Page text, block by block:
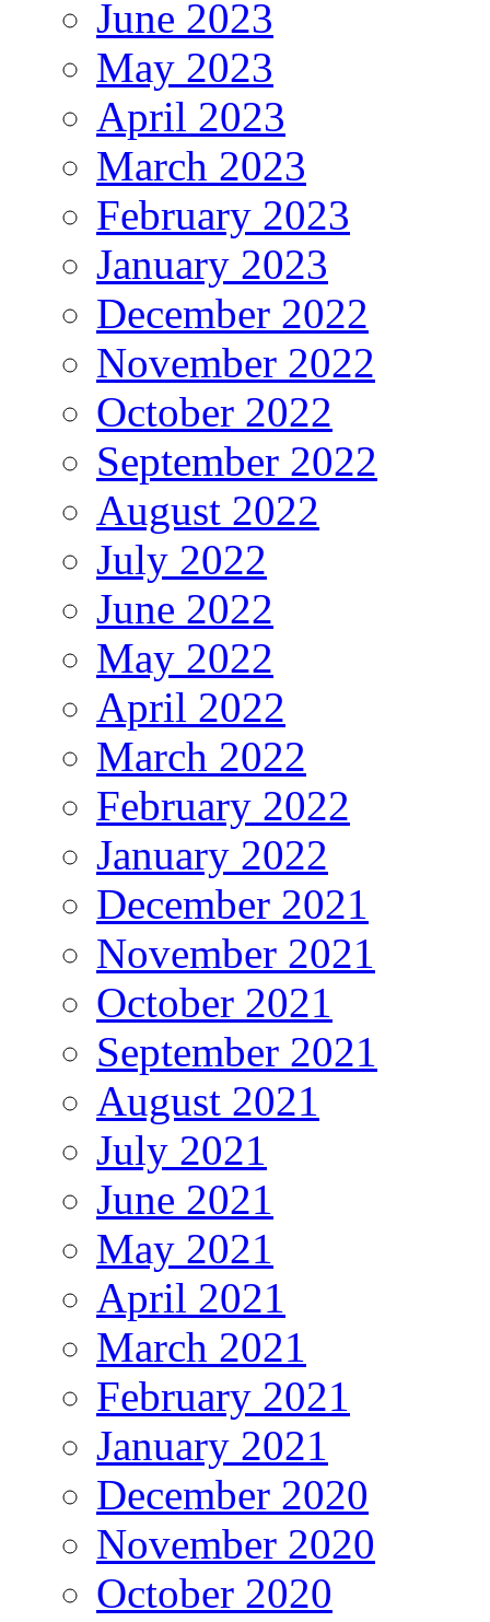
June 2023
May 2023
April 2023
March 2023
February 2023
January 2023
December 2022
November 2022
October 2022
September 2022
August 2022
July 2022
June 2022
May 2022
April 2022
March 2022
February 2022
January 2022
December 2021
November 2021
October 2021
September 2021
August 2021
July 2021
June 2021
May 2021
April 2021
March 2021
February 2021
January 2021
December 2020
November 2020
October 2020